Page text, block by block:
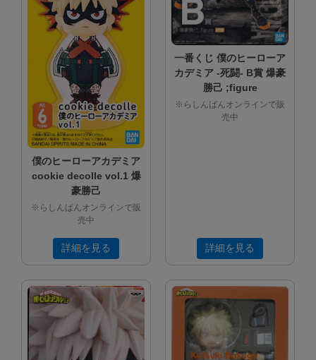
僕のヒーローアカデミア
cookie decolle vol.1 爆
豪勝己
※らしんばんオンラインで販
売中
詳細を見る
一番くじ 僕のヒーローア
カデミア -死闘- B賞 爆豪
勝己 ;figure
※らしんばんオンラインで販
売中
詳細を見る